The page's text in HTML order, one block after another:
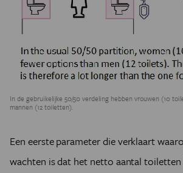
In de gebruikelijke 50/50 verdeling hebben vrouwen (10
mannen (12 toiletten).
Een eerste parameter die verklaart
wachten is dat het netto aantal